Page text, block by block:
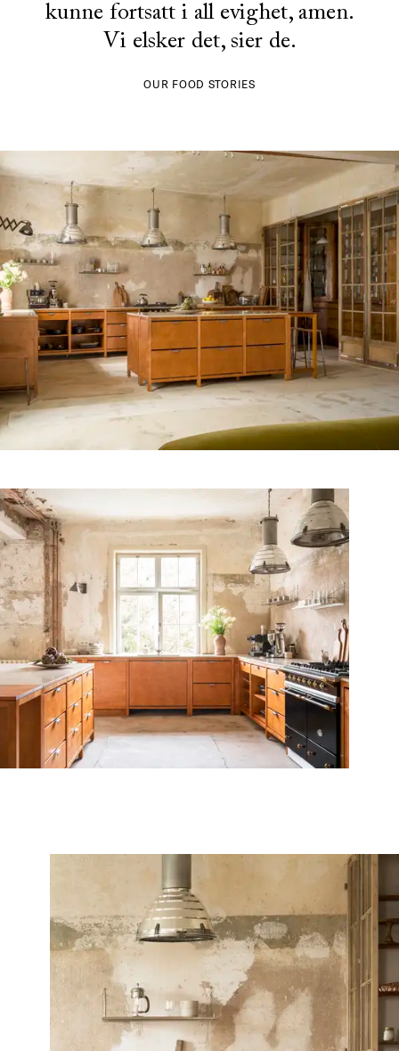
kunne fortsatt i all evighet, amen.
Vi elsker det, sier de.
OUR FOOD STORIES